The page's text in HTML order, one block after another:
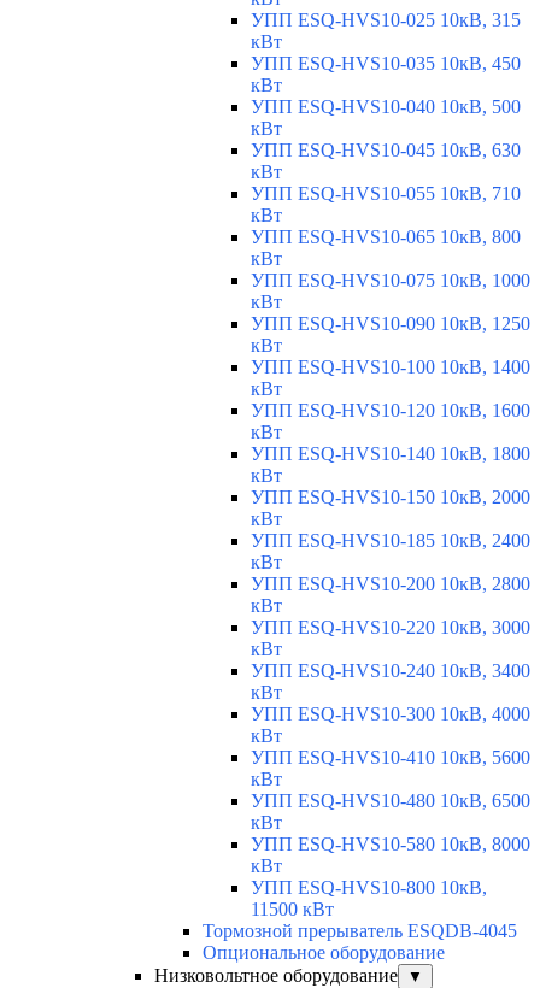
УПП ESQ-HVS10-025 10кВ, 315
кВт
УПП ESQ-HVS10-035 10кВ, 450
кВт
УПП ESQ-HVS10-040 10кВ, 500
кВт
УПП ESQ-HVS10-045 10кВ, 630
кВт
УПП ESQ-HVS10-055 10кВ, 710
кВт
УПП ESQ-HVS10-065 10кВ, 800
кВт
УПП ESQ-HVS10-075 10кВ, 1000
кВт
УПП ESQ-HVS10-090 10кВ, 1250
кВт
УПП ESQ-HVS10-100 10кВ, 1400
кВт
УПП ESQ-HVS10-120 10кВ, 1600
кВт
УПП ESQ-HVS10-140 10кВ, 1800
кВт
УПП ESQ-HVS10-150 10кВ, 2000
кВт
УПП ESQ-HVS10-185 10кВ, 2400
кВт
УПП ESQ-HVS10-200 10кВ, 2800
кВт
УПП ESQ-HVS10-220 10кВ, 3000
кВт
УПП ESQ-HVS10-240 10кВ, 3400
кВт
УПП ESQ-HVS10-300 10кВ, 4000
кВт
УПП ESQ-HVS10-410 10кВ, 5600
кВт
УПП ESQ-HVS10-480 10кВ, 6500
кВт
УПП ESQ-HVS10-580 10кВ, 8000
кВт
УПП ESQ-HVS10-800 10кВ,
11500 кВт
Тормозной прерыватель ESQDB-4045
Опциональное оборудование
Низковольтное оборудование
▼